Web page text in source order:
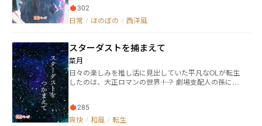
ん」とか色々思ってほしい。
302
日常 / ほのぼの / 西洋風
スターダストを捕まえて
菜月
日々の楽しみを推し活に見出していた平凡なOLが転生
したのは、大正ロマンの世界――！？ 劇場支配人の孫に転
せることに。 【登場人物】 鷹司凛＜たかつかさ りん
＞（16） 大正24年という架空の世界に転生した主人
285
爽快 / 和風 / 転生